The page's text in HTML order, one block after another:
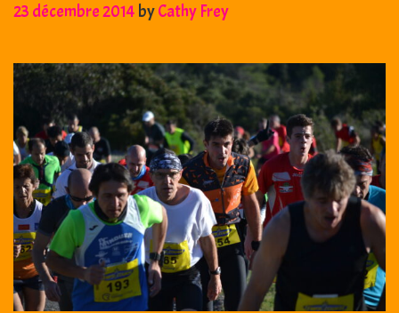
23 décembre 2014 byCathy Frey